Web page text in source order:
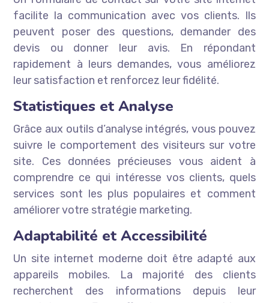
facilite la communication avec vos clients. Ils
peuvent poser des questions, demander des
devis ou donner leur avis. En répondant
rapidement à leurs demandes, vous améliorez
leur satisfaction et renforcez leur fidélité.
Statistiques et Analyse
Grâce aux outils d’analyse intégrés, vous pouvez
suivre le comportement des visiteurs sur votre
site. Ces données précieuses vous aident à
comprendre ce qui intéresse vos clients, quels
services sont les plus populaires et comment
améliorer votre stratégie marketing.
Adaptabilité et Accessibilité
Un site internet moderne doit être adapté aux
appareils mobiles. La majorité des clients
recherchent des informations depuis leur